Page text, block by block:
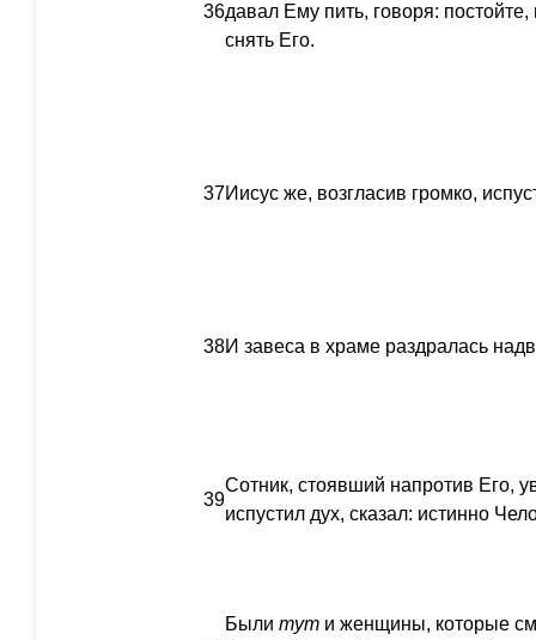
36давал Ему пить, говоря:
снять Его.
37Иисус же, возгласив громко,
38И завеса в храме раздралась
39
Сотник, стоявший напротив Его,
испустил дух, сказал: истинно
Были тут и женщины, которые